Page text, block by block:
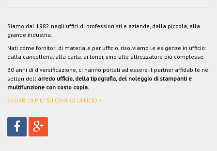
Siamo dal 1982 negli uffici di professionisti e aziende, dalla piccola, alla
grande industria.
Nati come fornitori di materiale per ufficio, risolviamo le esigenze in ufficio:
dalla cancelleria, alla carta, ai toner, sino alle attrezzature più complesse.
30 anni di diversificazione, ci hanno portati ad essere il partner affidabile nei
settori dell'arredo ufficio, della tipografia, del noleggio di stampanti e
multifunzione con costo copia.
SCOPRI DI PIU' SU CENTRO UFFICIO >